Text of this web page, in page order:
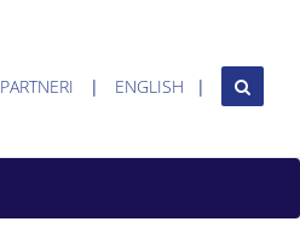
PARTNERI ENGLISH